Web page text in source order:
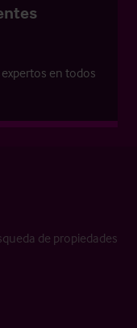
en todos
de propiedades